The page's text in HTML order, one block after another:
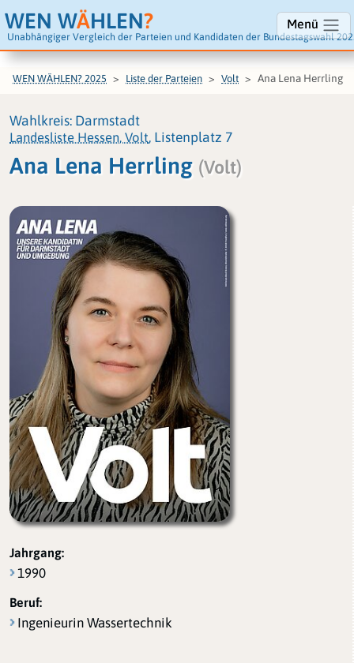
WEN WÄHLEN?
Unabhängiger Vergleich der Parteien und Kandidaten der Bundestagswahl
Menü
WEN WÄHLEN? 2025 Liste der Parteien Volt Ana Lena Herrling
Wahlkreis: Darmstadt
Landesliste Hessen, Volt, Listenplatz 7
Ana Lena Herrling (Volt)
Jahrgang:
1990
Beruf:
Ingenieurin Wassertechnik